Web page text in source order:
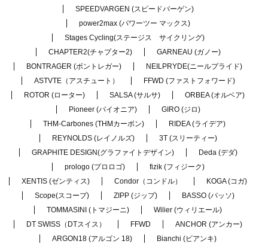
SPEEDVARGEN (スピードバーゲン)
power2max (パワーツー マックス)
Stages Cycling(ステージス サイクリング)
CHAPTER2(チャプター2)
GARNEAU (ガノー)
BONTRAGER (ボントレガー)
NEILPRYDE(ニールプライド)
ASTVTE（アスチュート）
FFWD (ファストフォワード)
ROTOR (ローター)
SALSA (サルサ)
ORBEA (オルベア)
Pioneer (パイオニア)
GIRO (ジロ)
THM-Carbones (THMカーボン)
RIDEA (ライデア)
REYNOLDS (レイノルズ)
3T (スリーティー)
GRAPHITE DESIGN(グラファイトデザイン)
Deda (デダ)
prologo (プロロゴ)
fizik (フィジーク)
XENTIS (ゼンティス)
Condor（コンドル）
KOGA (コガ)
Scope(スコープ)
ZIPP (ジップ)
BASSO (バッソ)
TOMMASINI (トマジーニ)
Wilier (ウィリエール)
DT SWISS（DTスイス）
FFWD
ANCHOR (アンカー)
ARGON18 (アルゴン 18)
Bianchi (ビアンキ)